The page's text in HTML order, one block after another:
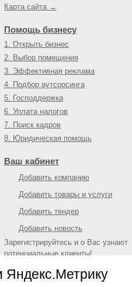
Карта сайта →
Помощь бизнесу
1. Открыть бизнес
2. Выбор помещения
3. Эффективная реклама
4. Подбор аутсорсинга
5. Господдержка
6. Уплата налогов
7. Поиск кадров
8. Юридическая помощь
Ваш кабинет
Добавить компанию
Добавить товары и услуги
Добавить тендер
Добавить новость
Зарегистрируйтесь и о Вас узнают
потенциальные клиенты!